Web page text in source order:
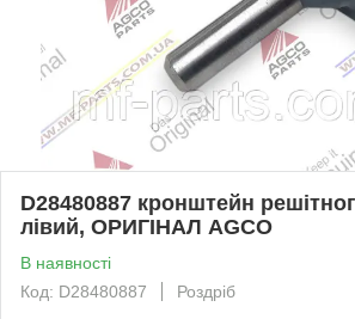
D28480887 кронштейн
лівий, ОРИГІНАЛ AGCO
В наявності
Код: D28480887
Роздріб